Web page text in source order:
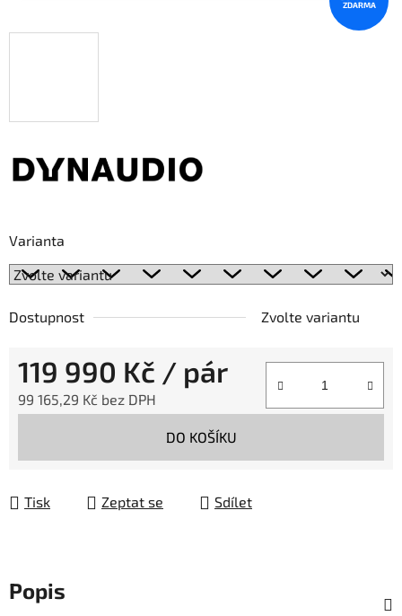
Varianta
Dostupnost Zvolte variantu
119 990 Kč / pár
99 165,29 Kč bez DPH
DO KOŠÍKU
Tisk Zeptat se Sdílet
ZDARMA
Popis